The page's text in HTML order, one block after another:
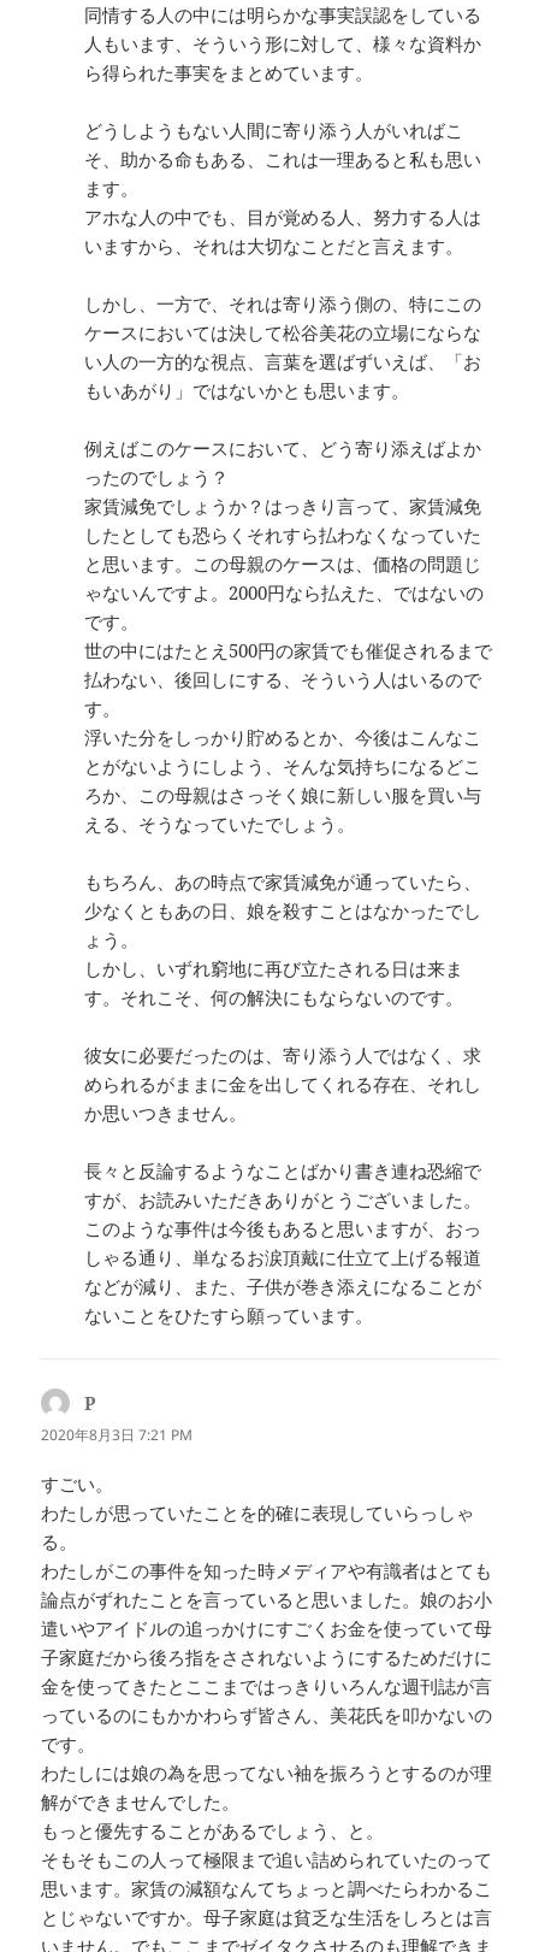
同情する人の中には明らかな事実誤認をしている
人もいます、そういう形に対して、様々な資料か
ら得られた事実をまとめています。
どうしようもない人間に寄り添う人がいればこ
そ、助かる命もある、これは一理あると私も思い
ます。
アホな人の中でも、目が覚める人、努力する人は
いますから、それは大切なことだと言えます。
しかし、一方で、それは寄り添う側の、特にこの
ケースにおいては決して松谷美花の立場にならな
い人の一方的な視点、言葉を選ばずいえば、「お
もいあがり」ではないかとも思います。
例えばこのケースにおいて、どう寄り添えばよか
ったのでしょう？
家賃減免でしょうか？はっきり言って、家賃減免
したとしても恐らくそれすら払わなくなっていた
と思います。この母親のケースは、価格の問題じ
ゃないんですよ。2000円なら払えた、ではないの
です。
世の中にはたとえ500円の家賃でも催促されるまで
払わない、後回しにする、そういう人はいるので
す。
浮いた分をしっかり貯めるとか、今後はこんなこ
とがないようにしよう、そんな気持ちになるどこ
ろか、この母親はさっそく娘に新しい服を買い与
える、そうなっていたでしょう。
もちろん、あの時点で家賃減免が通っていたら、
少なくともあの日、娘を殺すことはなかったでし
ょう。
しかし、いずれ窮地に再び立たされる日は来ま
す。それこそ、何の解決にもならないのです。
彼女に必要だったのは、寄り添う人ではなく、求
められるがままに金を出してくれる存在、それし
か思いつきません。
長々と反論するようなことばかり書き連ね恐縮で
すが、お読みいただきありがとうございました。
このような事件は今後もあると思いますが、おっ
しゃる通り、単なるお涙頂戴に仕立て上げる報道
などが減り、また、子供が巻き添えになることが
ないことをひたすら願っています。
P
り:
2020年8月3日 7:21 PM
すごい。
わたしが思っていたことを的確に表現していらっしゃ
る。
わたしがこの事件を知った時メディアや有識者はとても
論点がずれたことを言っていると思いました。娘のお小
遣いやアイドルの追っかけにすごくお金を使っていて母
子家庭だから後ろ指をさされないようにするためだけに
金を使ってきたとここまではっきりいろんな週刊誌が言
っているのにもかかわらず皆さん、美花氏を叩かないの
です。
わたしには娘の為を思ってない袖を振ろうとするのが理
解ができませんでした。
もっと優先することがあるでしょう、と。
そもそもこの人って極限まで追い詰められていたのって
思います。家賃の減額なんてちょっと調べたらわかるこ
とじゃないですか。母子家庭は貧乏な生活をしろとは言
いません。でもここまでゼイタクさせるのも理解できま